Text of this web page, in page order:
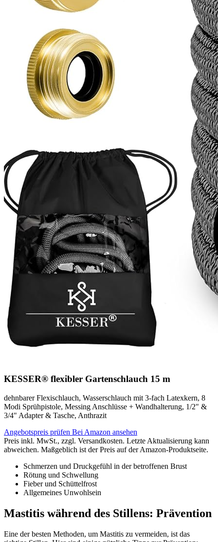
KESSER® flexibler Gartenschlauch 15 m
dehnbarer Flexischlauch, Wasserschlauch mit 3-fach Latexkern, 8
Modi Sprühpistole, Messing Anschlüsse + Wandhalterung, 1/2" &
3/4" Adapter & Tasche, Anthrazit
Angebotspreis prüfen Bei Amazon ansehen
Preis inkl. MwSt., zzgl. Versandkosten. Letzte Aktualisierung kann
abweichen. Maßgeblich ist der Preis auf der Amazon-Produktseite.
Schmerzen und Druckgefühl in der betroffenen Brust
Rötung und Schwellung
Fieber und Schüttelfrost
Allgemeines Unwohlsein
Mastitis während des Stillens: Prävention
Eine der besten Methoden, um Mastitis zu vermeiden, ist das